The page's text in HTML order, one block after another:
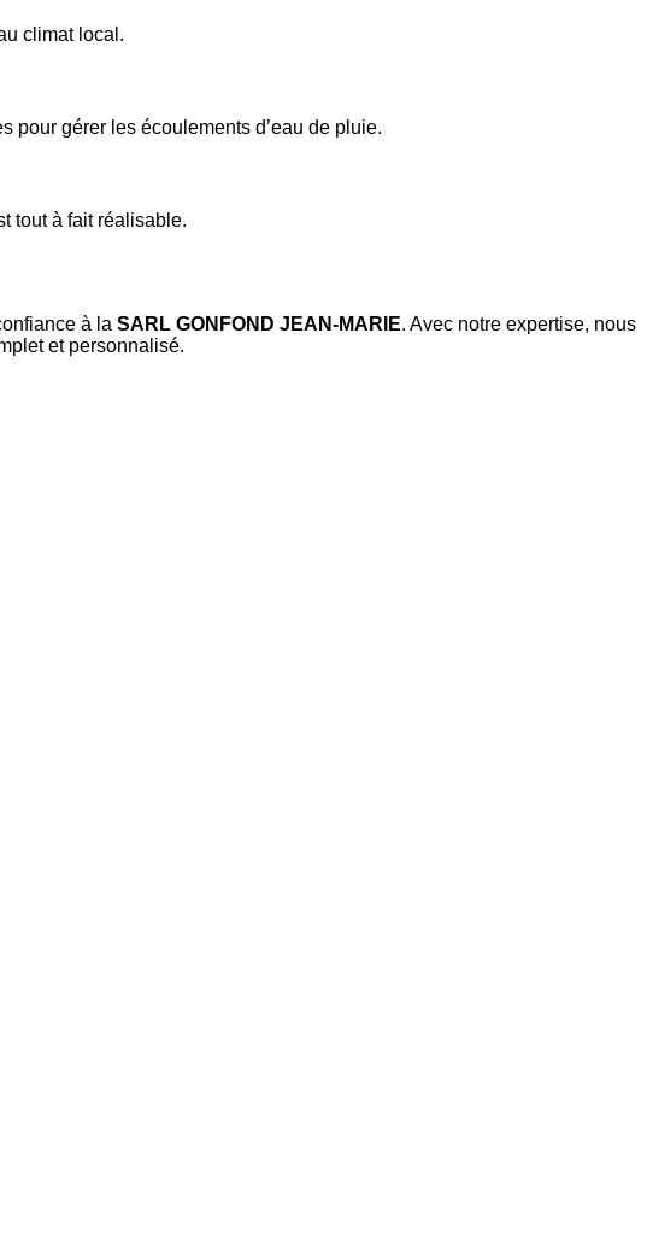
climat local.
pour gérer les écoulements d’eau de pluie.
tout à fait réalisable.
à la SARL GONFOND JEAN-MARIE. Avec notre expertise, nous
et personnalisé.